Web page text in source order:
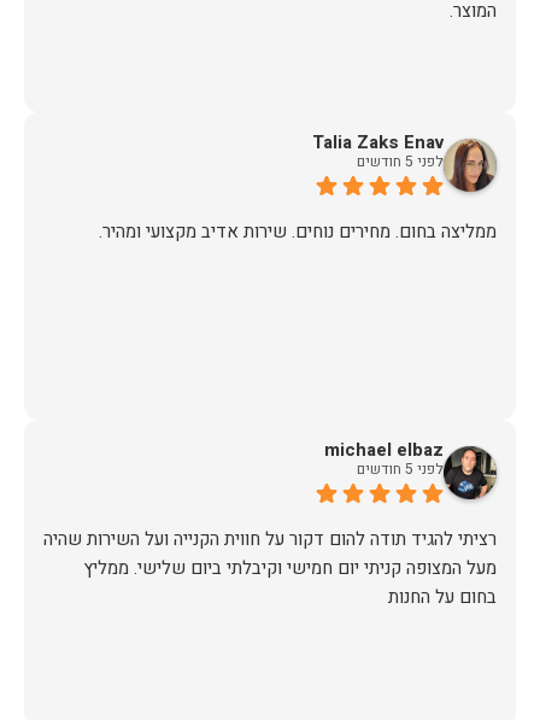
המוצר.
Talia Zaks Enav
לפני 5 חודשים
ממליצה בחום. מחירים נוחים. שירות אדיב מקצועי ומהיר.
michael elbaz
לפני 5 חודשים
רציתי להגיד תודה להום דקור על חווית הקנייה ועל השירות שהיה
מעל המצופה קניתי יום חמישי וקיבלתי ביום שלישי. ממליץ
בחום על החנות